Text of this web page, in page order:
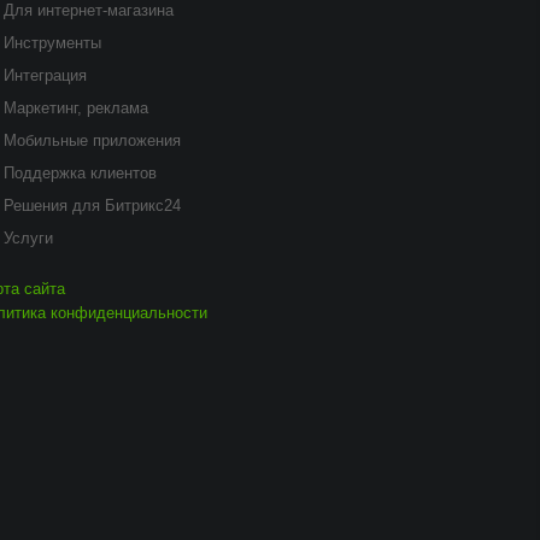
Для интернет-магазина
Инструменты
Интеграция
Маркетинг, реклама
Мобильные приложения
Поддержка клиентов
Решения для Битрикс24
Услуги
сайта
конфиденциальности